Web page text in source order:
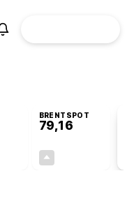
BRENTSPOT
79,16